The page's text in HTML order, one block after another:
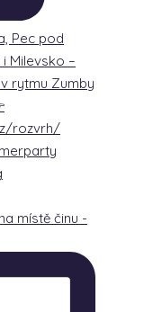
místě činu -